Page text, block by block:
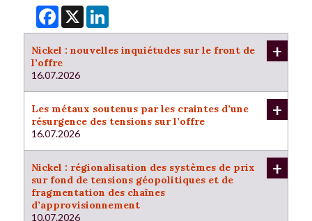
Facebook
X
Nickel : nouvelles inquiétudes sur le front de
l’offre
16.07.2026
+
Les métaux soutenus par les craintes d’une
résurgence des tensions sur l’offre
16.07.2026
+
Nickel : régionalisation des systèmes de prix
sur fond de tensions géopolitiques et de
fragmentation des chaînes
d’approvisionnement
10.07.2026
+